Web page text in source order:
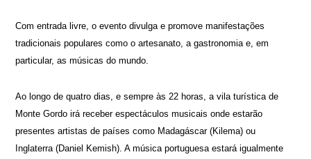
Com entrada livre, o evento divulga e promove manifestações
tradicionais populares como o artesanato, a gastronomia e, em
particular, as músicas do mundo.
Ao longo de quatro dias, e sempre às 22 horas, a vila turística de
Monte Gordo irá receber espectáculos musicais onde estarão
presentes artistas de países como Madagáscar (Kilema) ou
Inglaterra (Daniel Kemish). A música portuguesa estará igualmente